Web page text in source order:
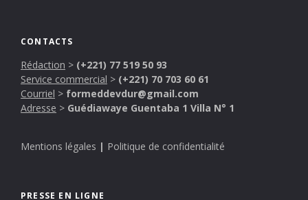
CONTACTS
Rédaction > (+221) 77 519 50 93
Service commercial > (+221) 70 703 60 61
Courriel > formeddevdur@gmail.com
Adresse > Guédiawaye Guentaba 1 Villa N° 1
Mentions légales | Politique de confidentialité
PRESSE EN LIGNE